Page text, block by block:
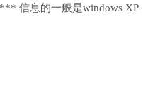
信息的一般是windows XP